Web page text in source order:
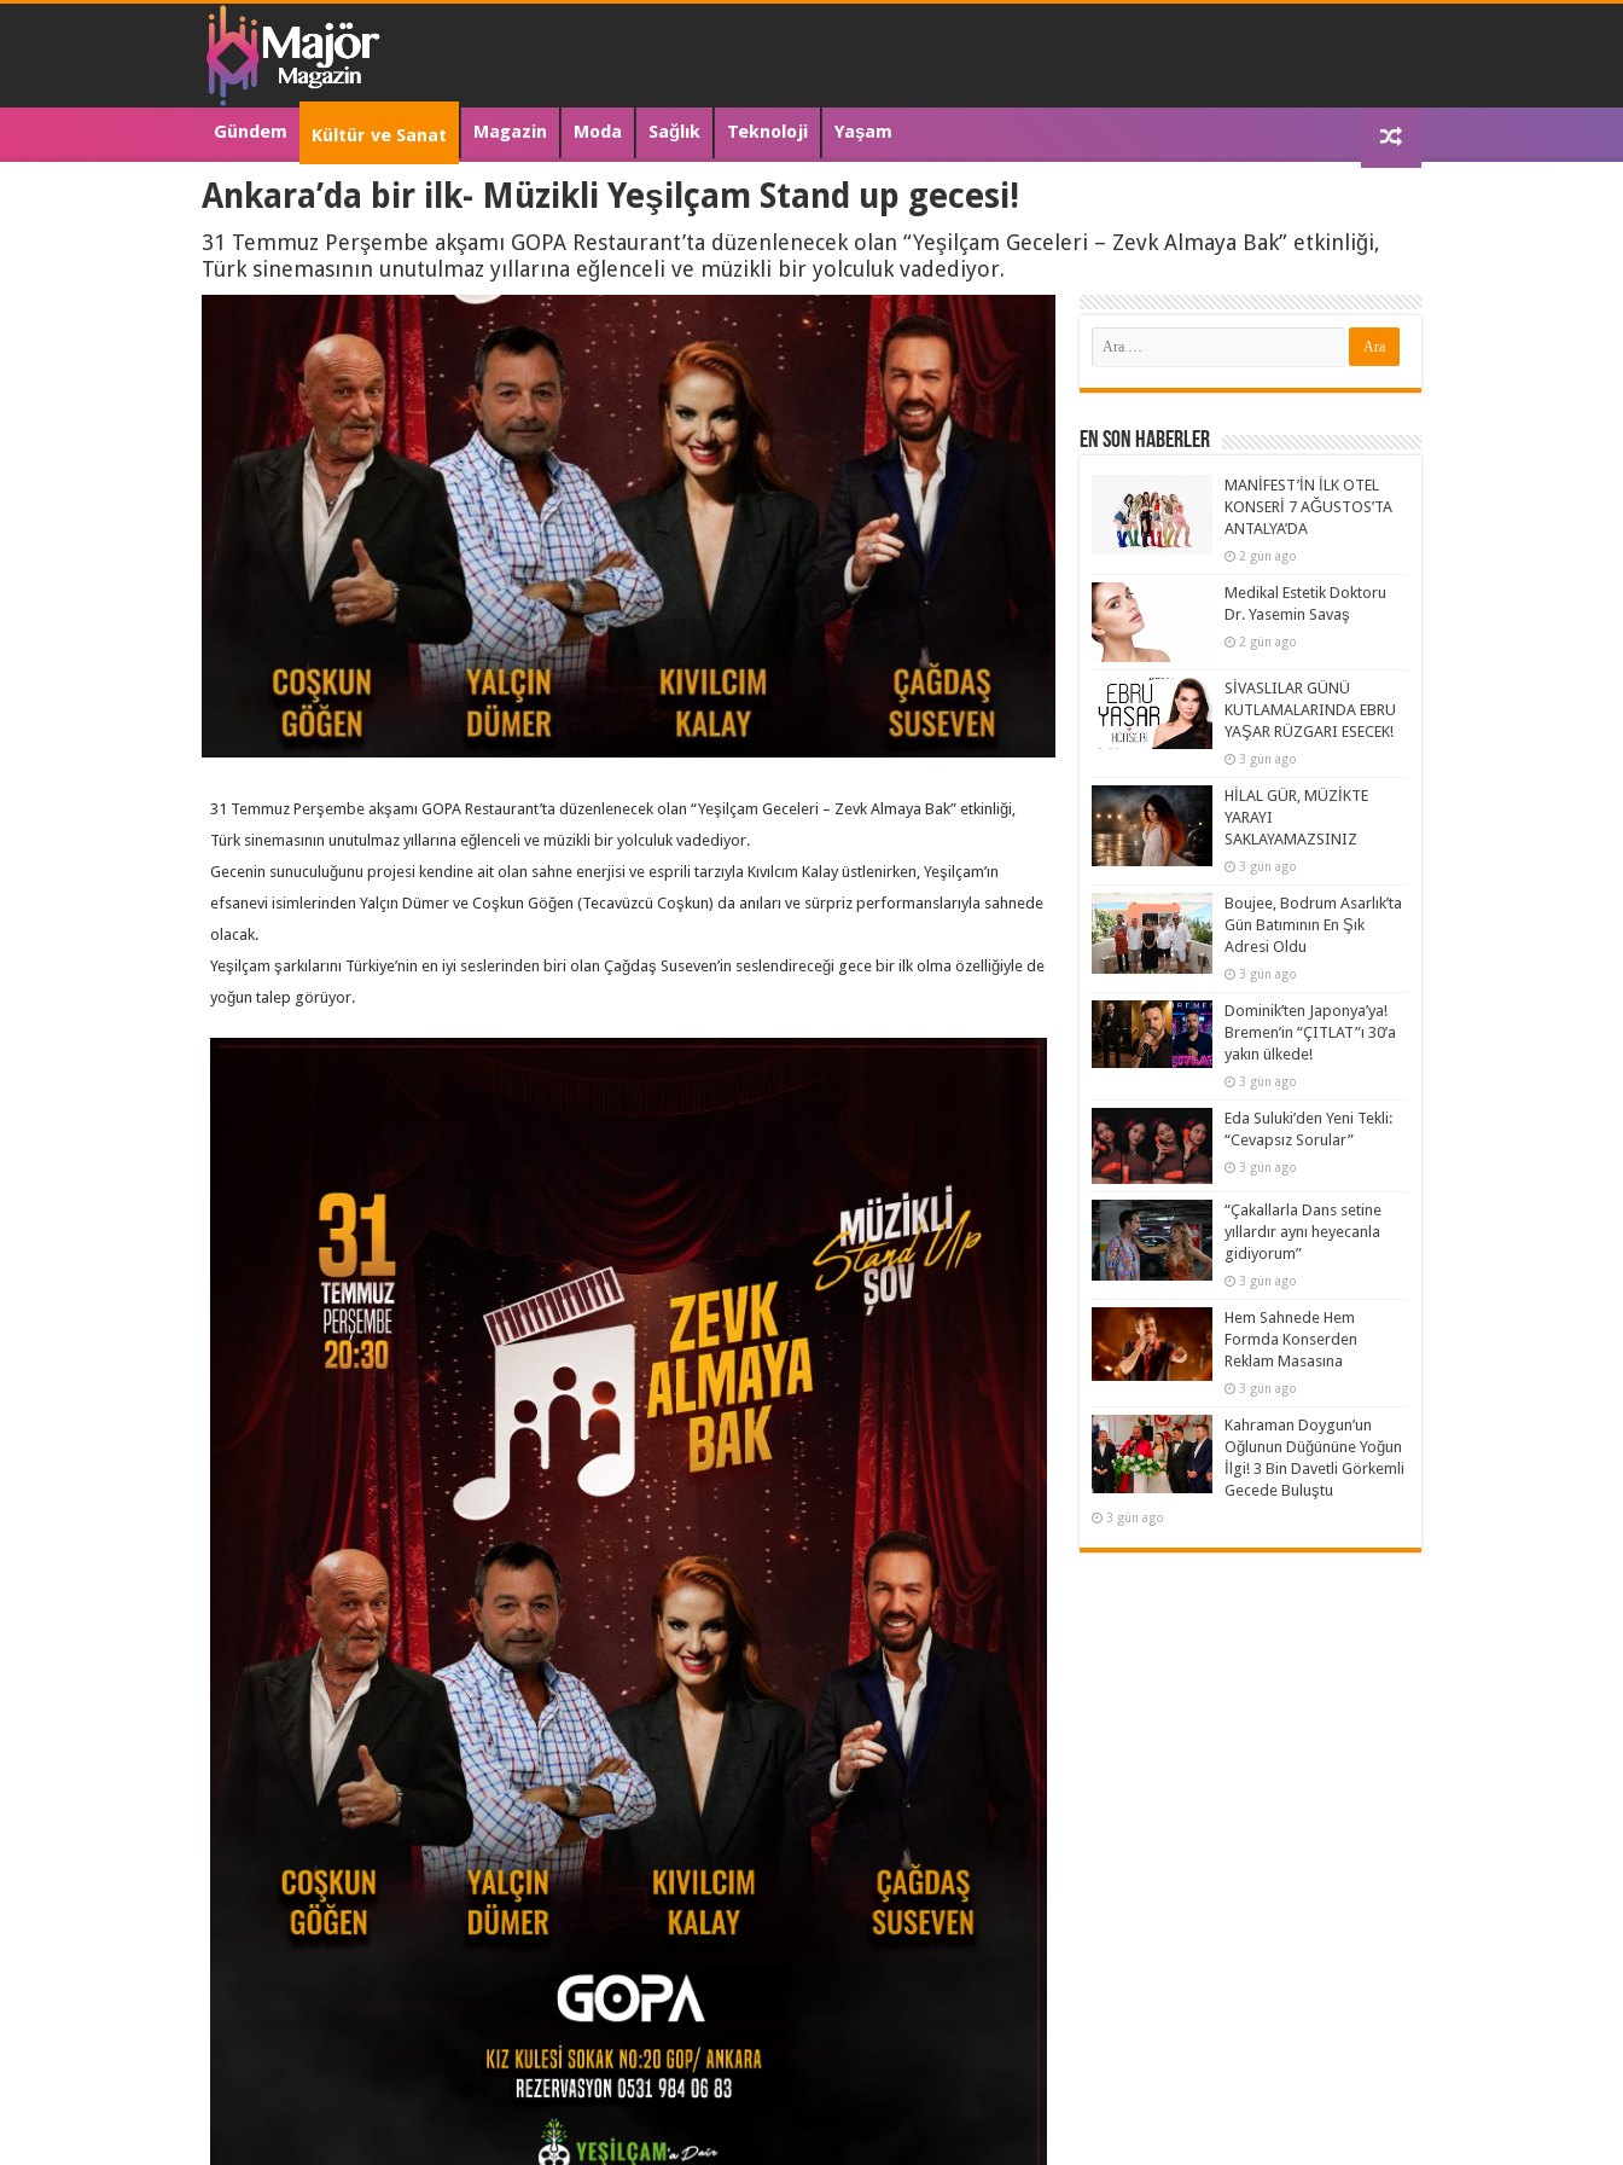
Gündem Kültür ve Sanat Magazin Moda Sağlık Teknoloji Yaşam
Ankara’da bir ilk- Müzikli Yeşilçam Stand up gecesi!
31 Temmuz Perşembe akşamı GOPA Restaurant’ta düzenlenecek olan “Yeşilçam Geceleri – Zevk Almaya Bak” etkinliği,
Türk sinemasının unutulmaz yıllarına eğlenceli ve müzikli bir yolculuk vadediyor.
31 Temmuz Perşembe akşamı GOPA Restaurant’ta düzenlenecek olan “Yeşilçam Geceleri – Zevk Almaya Bak” etkinliği,
Türk sinemasının unutulmaz yıllarına eğlenceli ve müzikli bir yolculuk vadediyor.
Gecenin sunuculuğunu projesi kendine ait olan sahne enerjisi ve esprili tarzıyla Kıvılcım Kalay üstlenirken, Yeşilçam’ın
efsanevi isimlerinden Yalçın Dümer ve Coşkun Göğen (Tecavüzcü Coşkun) da anıları ve sürpriz performanslarıyla sahnede
olacak.
Yeşilçam şarkılarını Türkiye’nin en iyi seslerinden biri olan Çağdaş Suseven’in seslendireceği gece bir ilk olma özelliğiyle de
yoğun talep görüyor.
En Son Haberler
MANİFEST’İN İLK OTEL
KONSERİ 7 AĞUSTOS’TA
ANTALYA’DA
2 gün ago
Medikal Estetik Doktoru
Dr. Yasemin Savaş
2 gün ago
SİVASLILAR GÜNÜ
KUTLAMALARINDA EBRU
YAŞAR RÜZGARI ESECEK!
3 gün ago
HİLAL GÜR, MÜZİKTE
YARAYI
SAKLAYAMAZSINIZ
3 gün ago
Boujee, Bodrum Asarlık’ta
Gün Batımının En Şık
Adresi Oldu
3 gün ago
Dominik’ten Japonya’ya!
Bremen’in “ÇITLAT”ı 30’a
yakın ülkede!
3 gün ago
Eda Suluki’den Yeni Tekli:
“Cevapsız Sorular”
3 gün ago
“Çakallarla Dans setine
yıllardır aynı heyecanla
gidiyorum”
3 gün ago
Hem Sahnede Hem
Formda Konserden
Reklam Masasına
3 gün ago
Kahraman Doygun’un
Oğlunun Düğününe Yoğun
İlgi! 3 Bin Davetli Görkemli
Gecede Buluştu
3 gün ago